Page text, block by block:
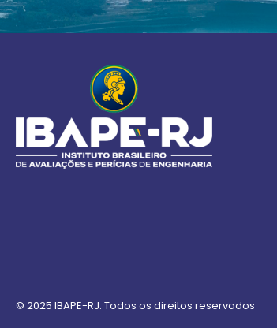
© 2025 IBAPE-RJ. Todos os direitos reservados